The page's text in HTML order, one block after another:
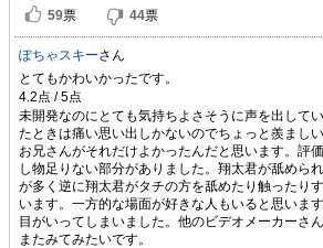
59票 44票
ぽちゃスキーさん
とてもかわいかったです。
未開発なのにとても気持ちよさそうに声を出して
たときは痛い思い出しかないのでちょっと羨まし
お兄さんがそれだけよかったんだと思います。評
し物足りない部分がありました。翔太君が舐めら
が多く逆に翔太君がタチの方を舐めたり触ったり
います。一方的な場面が好きな人もいると思いま
目がいってしまいました。他のビデオメーカーさ
またみてみたいです。